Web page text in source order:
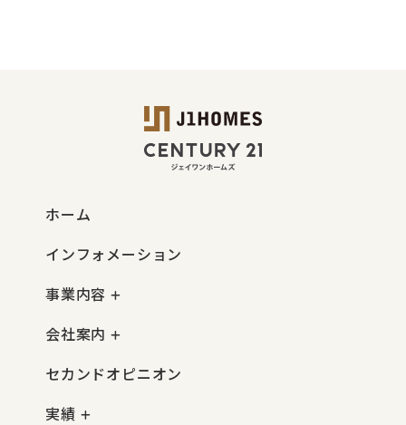
ホーム
インフォメーション
事業内容
会社案内
セカンドオピニオン
実績